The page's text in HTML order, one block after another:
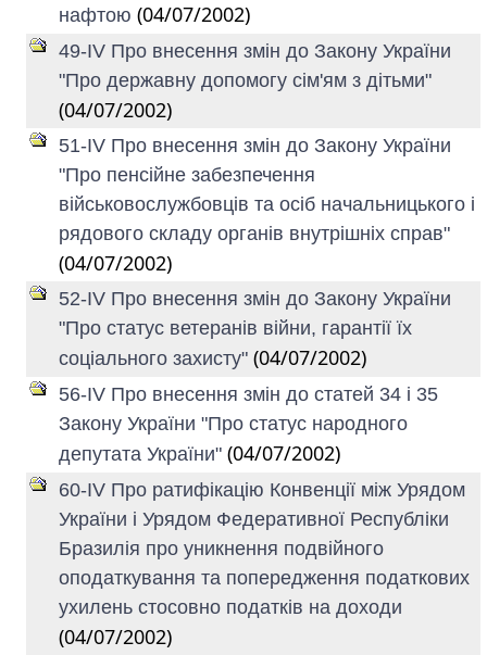
нафтою (04/07/2002)
49-IV Про внесення змін до Закону України
"Про державну допомогу сім'ям з дітьми"
(04/07/2002)
51-IV Про внесення змін до Закону України
"Про пенсійне забезпечення
військовослужбовців та осіб начальницького і
рядового складу органів внутрішніх справ"
(04/07/2002)
52-IV Про внесення змін до Закону України
"Про статус ветеранів війни, гарантії їх
соціального захисту" (04/07/2002)
56-IV Про внесення змін до статей 34 і 35
Закону України "Про статус народного
депутата України" (04/07/2002)
60-IV Про ратифікацію Конвенції між Урядом
України і Урядом Федеративної Республіки
Бразилія про уникнення подвійного
оподаткування та попередження податкових
ухилень стосовно податків на доходи
(04/07/2002)